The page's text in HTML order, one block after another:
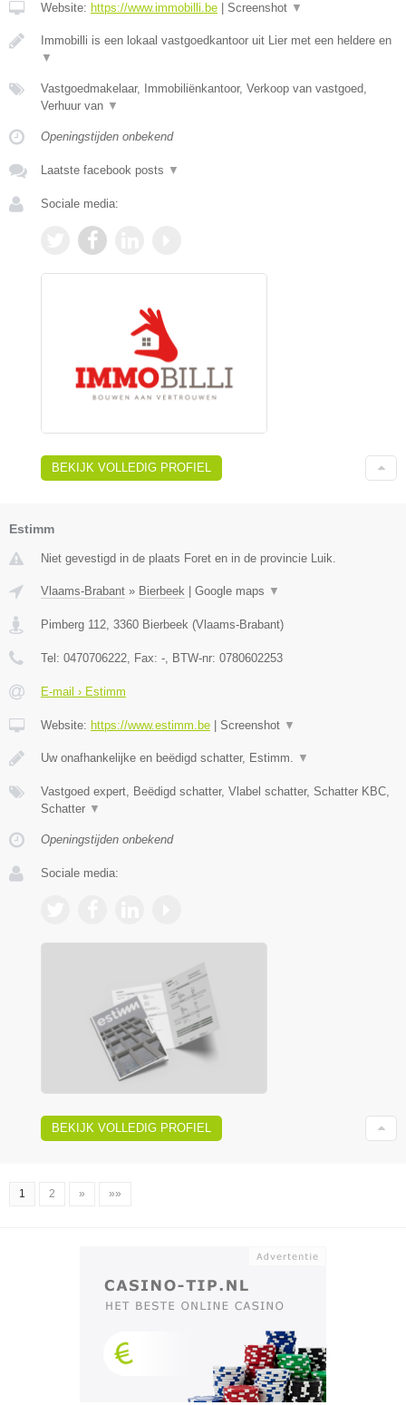
Website: https://www.immobilli.be Screenshot ▼
Immobilli is een lokaal vastgoedkantoor uit Lier met een heldere en
▼
Vastgoedmakelaar, Immobiliënkantoor, Verkoop van vastgoed,
Verhuur van ▼
Openingstijden onbekend
Laatste facebook posts ▼
Sociale media:
BEKIJK VOLLEDIG PROFIEL
Estimm
Niet gevestigd in de plaats Foret en in de provincie Luik.
Vlaams-Brabant » Bierbeek Google maps ▼
Pimberg 112 3360 Bierbeek (Vlaams-Brabant)
Tel: 0470706222 , Fax: - , BTW-nr: 0780602253
E-mail › Estimm
Website: https://www.estimm.be Screenshot ▼
Uw onafhankelijke en beëdigd schatter, Estimm. ▼
Vastgoed expert, Beëdigd schatter, Vlabel schatter, Schatter KBC,
Schatter ▼
Openingstijden onbekend
Sociale media:
BEKIJK VOLLEDIG PROFIEL
1 2 » »»